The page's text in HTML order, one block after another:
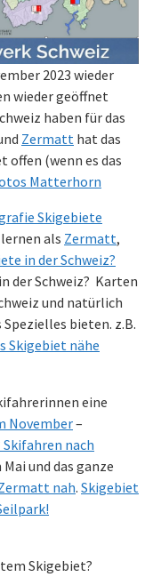
2023 wieder
wieder geöffnet
haben für das
Zermatt hat das
offen (wenn es das
Matterhorn
Skigebiete
als Zermatt,
in der Schweiz?
der Schweiz? Karten
und natürlich
bieten. z.B.
Skigebiet nähe
eine
November–
nach
und das ganze
nah. Skigebiet
Skigebiet?